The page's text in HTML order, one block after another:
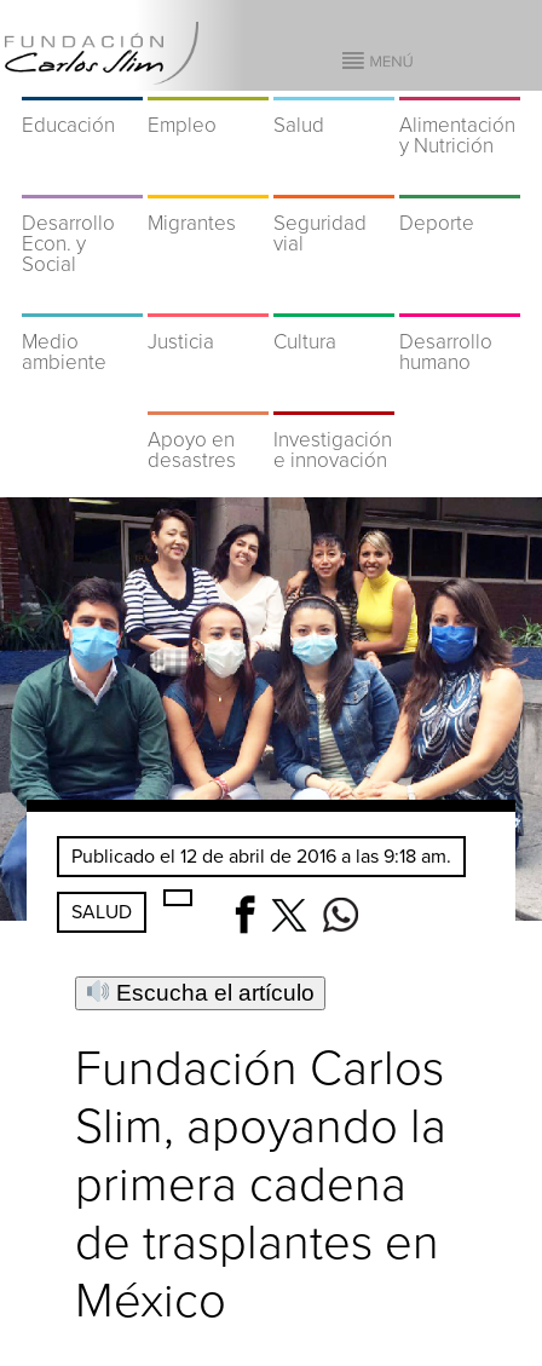
Educación Empleo Salud
Alimentación
y Nutrición
Desarrollo
Econ. y
Social
Migrantes
Seguridad
vial
Deporte
Medio
ambiente
Justicia Cultura
Desarrollo
humano
Apoyo en
desastres
Investigación
e innovación
Publicado el 12 de abril de 2016 a las 9:18 am.
SALUD
Escucha el artículo
Fundación Carlos
Slim, apoyando la
primera cadena
de trasplantes en
México